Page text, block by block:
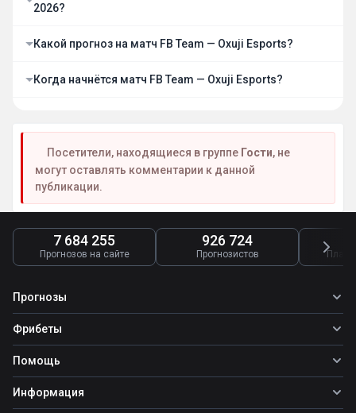
2026?
Какой прогноз на матч FB Team — Oxuji Esports?
Когда начнётся матч FB Team — Oxuji Esports?
Посетители, находящиеся в группе Гости, не
могут оставлять комментарии к данной
публикации.
7 684 255
Прогнозов на сайте
926 724
Прогнозистов
Прогнозы
Все прогнозы
Топ ставок
Прогнозы на футбол
Фрибеты
Фрибеты
Фрибет Ubet
Фрибет Фонбет
Помощь
Школа ставок
Вопросы и ответы
Информация